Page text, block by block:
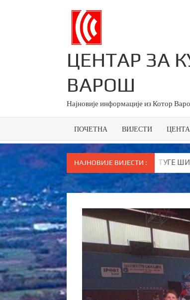
ЦЕНТАР ЗА
ВАРОШ
Најновије информације из Котор
ПОЧЕТНА ВИЈЕСТИ
НАЈНОВИЈЕ ВИЈЕСТИ :
Вукановићу “У ДАНЕ НАЈВЕЋЕ ТУГЕ ШИРИШ ОТРОВ